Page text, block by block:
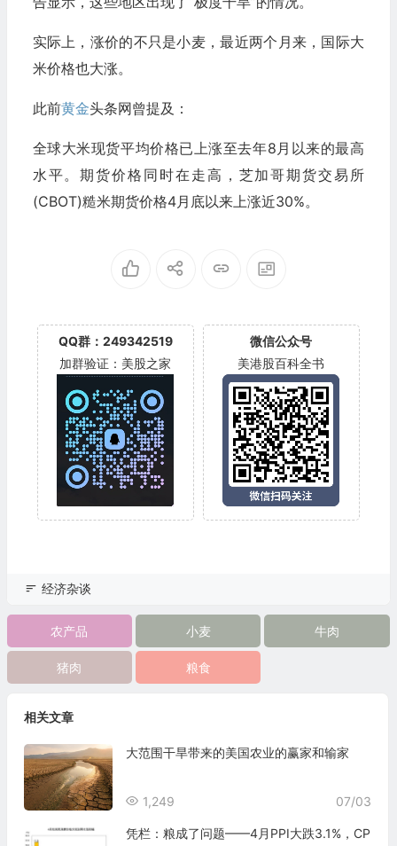
实际上，涨价的不只是小麦，最近两个月来，国际大
米价格也大涨。
此前黄金头条网曾提及：
全球大米现货平均价格已上涨至去年8月以来的最高
水平。期货价格同时在走高，芝加哥期货交易所
(CBOT)糙米期货价格4月底以来上涨近30%。
QQ群：249342519
加群验证：美股之家
微信公众号
美港股百科全书
经济杂谈
农产品 小麦 牛肉
猪肉 粮食
相关文章
大范围干旱带来的美国农业的赢家和输家
07/03
1,249
凭栏：粮成了问题——4月PPI大跌3.1%，CP